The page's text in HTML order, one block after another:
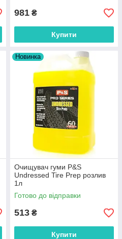
981 ₴
Купити
Новинка
Очищувач гуми P&S
Undressed Tire Prep розлив
1л
Готово до відправки
513 ₴
Купити